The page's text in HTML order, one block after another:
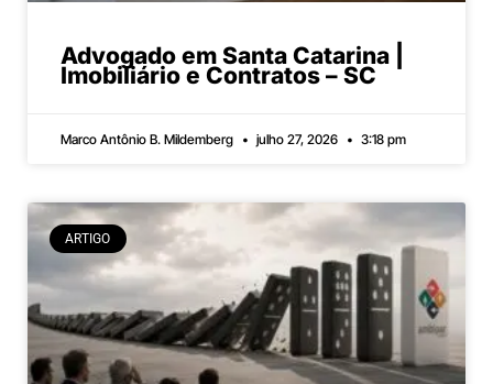
Advogado em Santa Catarina |
Imobiliário e Contratos – SC
Marco Antônio B. Mildemberg julho 27, 2026 3:18 pm
ARTIGO